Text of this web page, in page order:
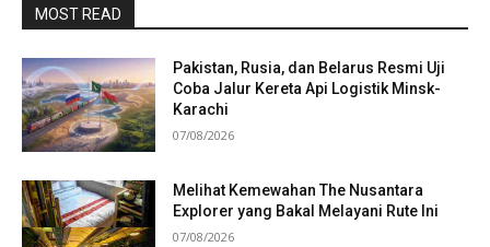
MOST READ
Pakistan, Rusia, dan Belarus Resmi Uji
Coba Jalur Kereta Api Logistik Minsk-
Karachi
07/08/2026
Melihat Kemewahan The Nusantara
Explorer yang Bakal Melayani Rute Ini
07/08/2026